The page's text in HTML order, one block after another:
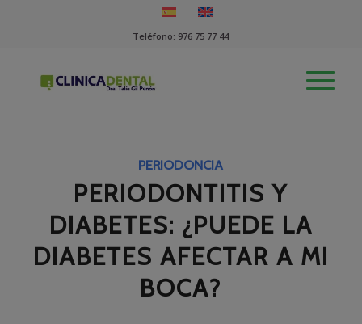
Teléfono: 976 75 77 44
PERIODONCIA
PERIODONTITIS Y
DIABETES: ¿PUEDE LA
DIABETES AFECTAR A MI
BOCA?